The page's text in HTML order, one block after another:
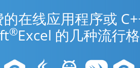
在线应用程序或
®Excel 的几种流行